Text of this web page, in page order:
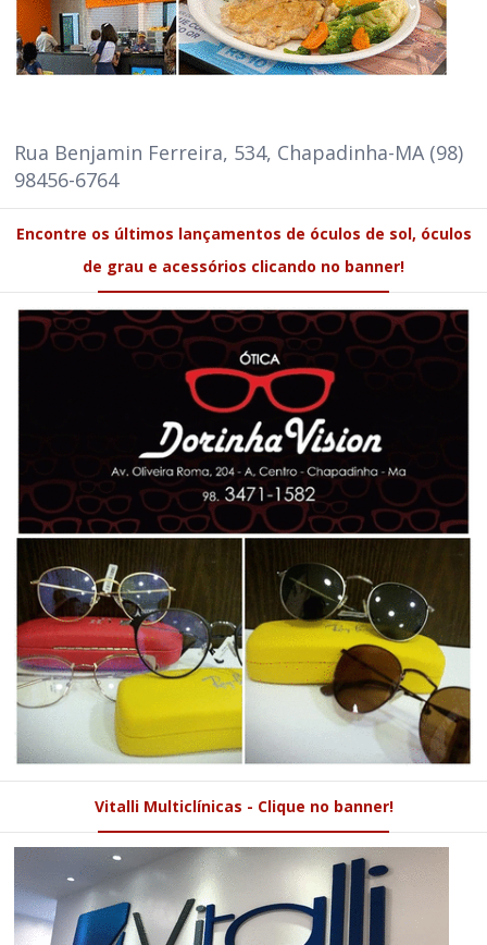
Rua Benjamin Ferreira, 534, Chapadinha-MA (98)
98456-6764
Encontre os últimos lançamentos de óculos de sol, óculos
de grau e acessórios clicando no banner!
Vitalli Multiclínicas - Clique no banner!